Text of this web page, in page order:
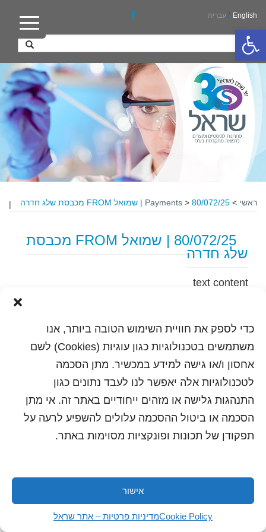
פתח סרגל נגישות
כדי לספק את חוויית השימוש הטובה ביותר, אנו
משתמשים בטכנולוגיות כגון עוגיות (Cookies) לשם
אחסון ו/או גישה למידע במכשיר. מתן הסכמה
לטכנולוגיות אלה יאפשר לנו לעבד נתונים כגון
התנהגות גלישה או מזהים ייחודיים באתר זה. אי מתן
הסכמה או ביטול ההסכמה עלולים להשפיע לרעה על
תפקודן של תכונות ופונקציות מסוימות באתר.
אישור
Cookie Policyמדיניות פרטיות – אתר שראל
English
/ עברית
ראשי >
Payments > 80/072/25 | שמואל FROM מכבסת שלג חדרה |
80/072/25 | שמואל FROM מכבסת
שלג חדרה
text content
כל הזכויות שמורות לשראל 2018 | עיצוב ותכנות: סטודיו
"היוצרים"